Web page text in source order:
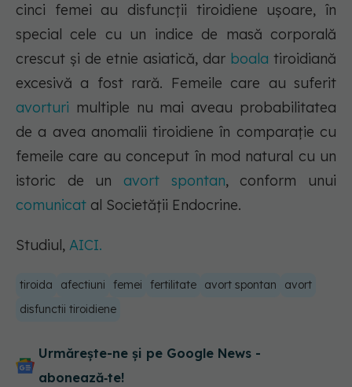
cinci femei au disfuncții tiroidiene ușoare, în
special cele cu un indice de masă corporală
crescut și de etnie asiatică, dar boala tiroidiană
excesivă a fost rară. Femeile care au suferit
avorturi multiple nu mai aveau probabilitatea
de a avea anomalii tiroidiene în comparație cu
femeile care au conceput în mod natural cu un
istoric de un avort spontan, conform unui
comunicat al Societății Endocrine.
Studiul, AICI.
tiroida afectiuni femei fertilitate avort spontan
avort
disfunctii tiroidiene
Urmărește-ne și pe Google News -
abonează‑te!